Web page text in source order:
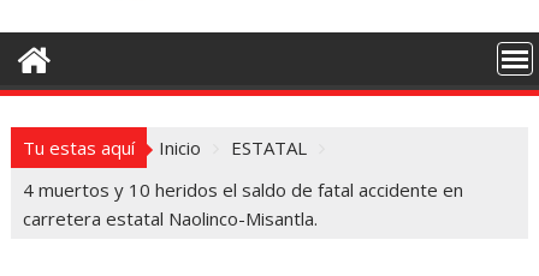
Tu estas aquí Inicio
ESTATAL
4 muertos y 10 heridos el saldo de fatal accidente en
carretera estatal Naolinco-Misantla.